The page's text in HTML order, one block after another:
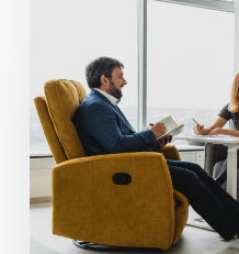
2minutového
průzkumu
EnviTrail